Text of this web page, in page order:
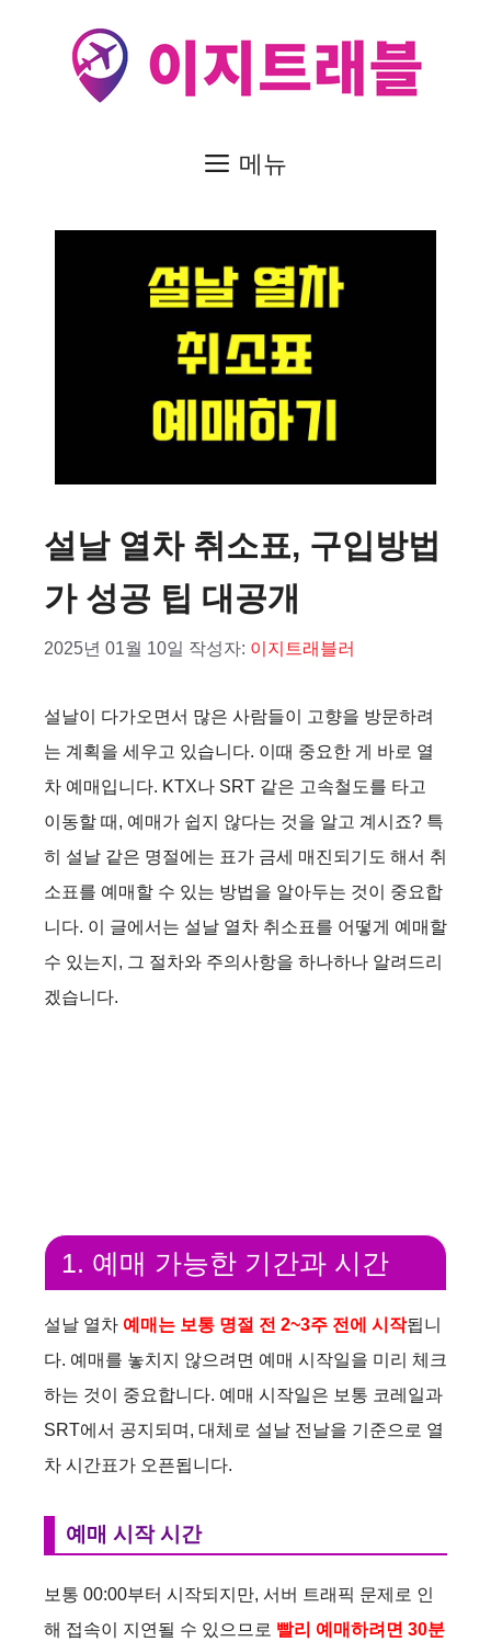
메뉴
설날 열차 취소표, 구입방법
가 성공 팁 대공개
2025년 01월 10일 작성자: 이지트래블러
설날이 다가오면서 많은 사람들이 고향을 방문하려
는 계획을 세우고 있습니다. 이때 중요한 게 바로 열
차 예매입니다. KTX나 SRT 같은 고속철도를 타고
이동할 때, 예매가 쉽지 않다는 것을 알고 계시죠? 특
히 설날 같은 명절에는 표가 금세 매진되기도 해서 취
소표를 예매할 수 있는 방법을 알아두는 것이 중요합
니다. 이 글에서는 설날 열차 취소표를 어떻게 예매할
수 있는지, 그 절차와 주의사항을 하나하나 알려드리
겠습니다.
1. 예매 가능한 기간과 시간
설날 열차 예매는 보통 명절 전 2~3주 전에 시작됩니
다. 예매를 놓치지 않으려면 예매 시작일을 미리 체크
하는 것이 중요합니다. 예매 시작일은 보통 코레일과
SRT에서 공지되며, 대체로 설날 전날을 기준으로 열
차 시간표가 오픈됩니다.
예매 시작 시간
보통 00:00부터 시작되지만, 서버 트래픽 문제로 인
해 접속이 지연될 수 있으므로 빨리 예매하려면 30분